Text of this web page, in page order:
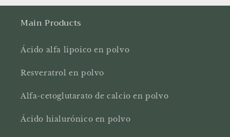
Main Products
Ácido alfa lipoico en polvo
Resveratrol en polvo
Alfa-cetoglutarato de calcio en polvo
Ácido hialurónico en polvo